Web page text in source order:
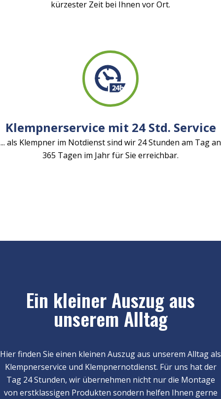
kürzester Zeit bei Ihnen vor Ort.
Klempnerservice mit 24 Std. Service
... als Klempner im Notdienst sind wir 24 Stunden am Tag an
365 Tagen im Jahr für Sie erreichbar.
Ein kleiner Auszug aus
unserem Alltag
Hier finden Sie einen kleinen Auszug aus unserem Alltag als
Klempnerservice und Klempnernotdienst. Für uns hat der
Tag 24 Stunden, wir übernehmen nicht nur die Montage
von erstklassigen Produkten sondern helfen Ihnen gerne